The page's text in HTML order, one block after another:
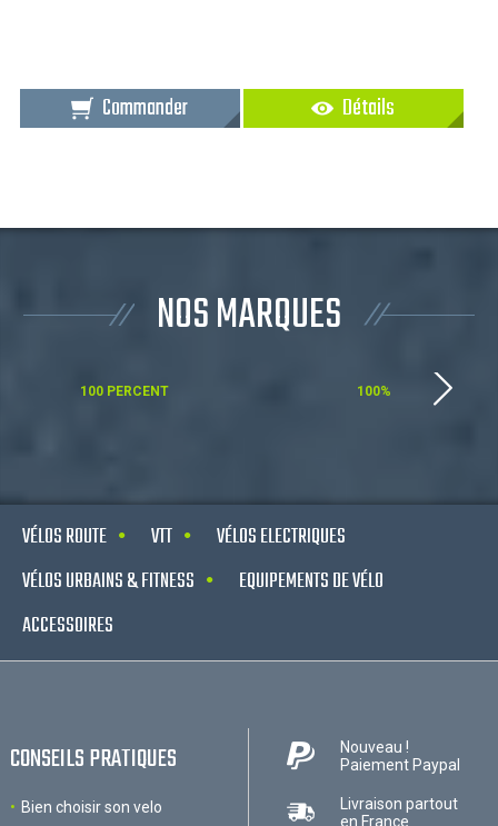
Commander Détails
NOS MARQUES
100 PERCENT 100%
VÉLOS ROUTE VTT
VÉLOS ELECTRIQUES
VÉLOS URBAINS & FITNESS
EQUIPEMENTS DE VÉLO
ACCESSOIRES
CONSEILS PRATIQUES
Bien choisir son velo
Nouveau !
Paiement Paypal
Livraison partout
en France